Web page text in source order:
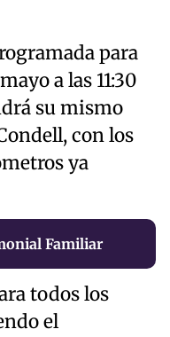
para
a las 11:30
su mismo
con los
ya
Familiar
todos los
el